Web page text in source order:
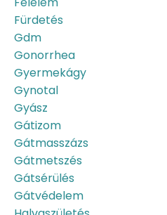
Fürdetés
Gdm
Gonorrhea
Gyermekágy
Gynotal
Gyász
Gátizom
Gátmasszázs
Gátmetszés
Gátsérülés
Gátvédelem